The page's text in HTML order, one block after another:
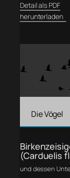
Detail als PDF
herunterladen
Die Vögel
(Carduelis
und dessen